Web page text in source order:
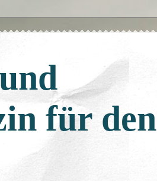
für den